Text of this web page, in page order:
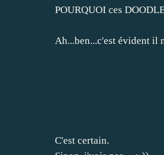
POURQUOI ces
Ah...ben...c'est évident il
C'est certain.